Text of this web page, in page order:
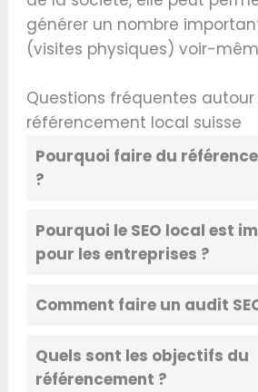
générer un nombre
(visites physiques) voir-
Questions fréquentes
référencement local suisse
Pourquoi faire du
?
Pourquoi le SEO local est
pour les entreprises ?
Comment faire un audit
Quels sont les objectifs du
référencement ?